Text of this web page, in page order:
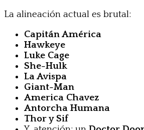
La alineación actual es brutal:
Capitán América
Hawkeye
Luke Cage
She-Hulk
La Avispa
Giant-Man
America Chavez
Antorcha Humana
Thor y Sif